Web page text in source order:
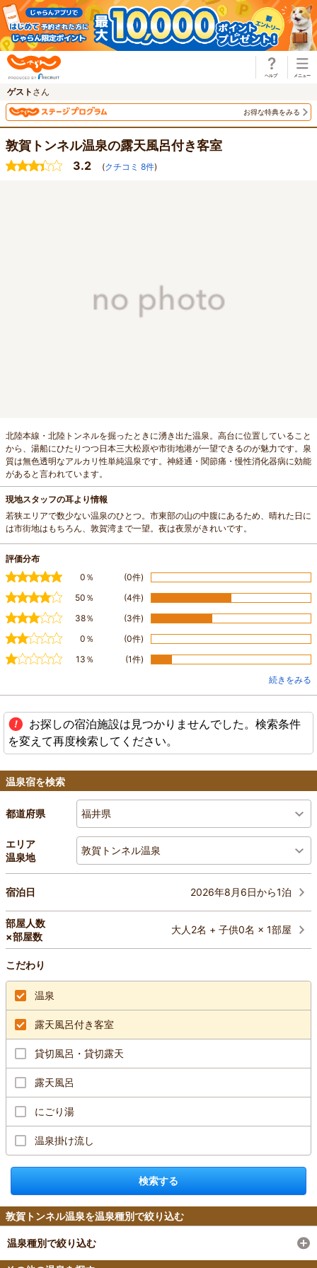
ゲスト さん
お得な特典をみる
敦賀トンネル温泉の露天風呂付き客室
3.2 (クチコミ 8件)
北陸本線・北陸トンネルを掘ったときに湧き出た温泉。高台に位置していること
から、湯船にひたりつつ日本三大松原や市街地港が一望できるのが魅力です。泉
質は無色透明なアルカリ性単純温泉です。神経通・関節痛・慢性消化器病に効能
があると言われています。
現地スタッフの耳より情報
若狭エリアで数少ない温泉のひとつ。市東部の山の中腹にあるため、晴れた日に
は市街地はもちろん、敦賀湾まで一望。夜は夜景がきれいです。
評価分布
0％
(0件)
50％
(4件)
38％
(3件)
0％
(0件)
13％
(1件)
続きをみる
お探しの宿泊施設は見つかりませんでした。検索条件
を変えて再度検索してください。
温泉宿を検索
都道府県 福井県
エリア
温泉地
敦賀トンネル温泉
宿泊日 2026年8月6日から1泊
部屋人数
×部屋数
大人2名 + 子供0名 × 1部屋
こだわり
温泉
露天風呂付き客室
貸切風呂・貸切露天
露天風呂
にごり湯
温泉掛け流し
検索する
敦賀トンネル温泉を温泉種別で絞り込む
温泉種別で絞り込む